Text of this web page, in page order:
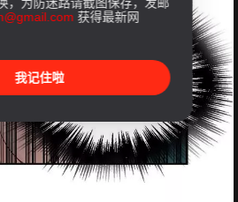
获得最新网
我记住啦